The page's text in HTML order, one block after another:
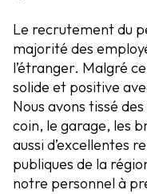
Le recrutement du
majorité des
l’étranger. Malgré
solide et positive
Nous avons tissé
coin, le garage, les
aussi d’excellentes
publiques de la
notre personnel à